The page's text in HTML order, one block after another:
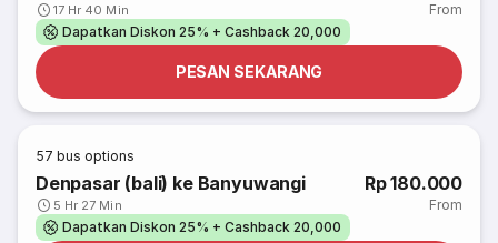
17 Hr 40 Min
From
Dapatkan Diskon 25% + Cashback 20,000
PESAN SEKARANG
57 bus options
Denpasar (bali) ke Banyuwangi
5 Hr 27 Min
Rp 180.000
From
Dapatkan Diskon 25% + Cashback 20,000